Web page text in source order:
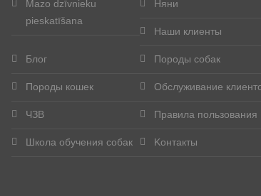
Mazo dzīvnieku
pieskatīšana
Няни
Наши клиенты
Блог Породы собак
Породы кошек Обслуживание
ЧЗВ Правила пользования
Школа обучения собак Kонтакты